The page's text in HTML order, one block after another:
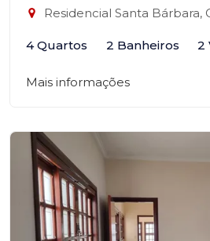
Residencial Santa Bárbara,
4 Quartos 2 Banheiros 2
Mais informações